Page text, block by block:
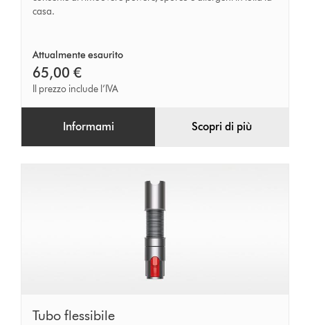
casa.
Attualmente esaurito
65,00 €
Il prezzo include l’IVA
Informami Scopri di più
Tubo
Tubo flessibile